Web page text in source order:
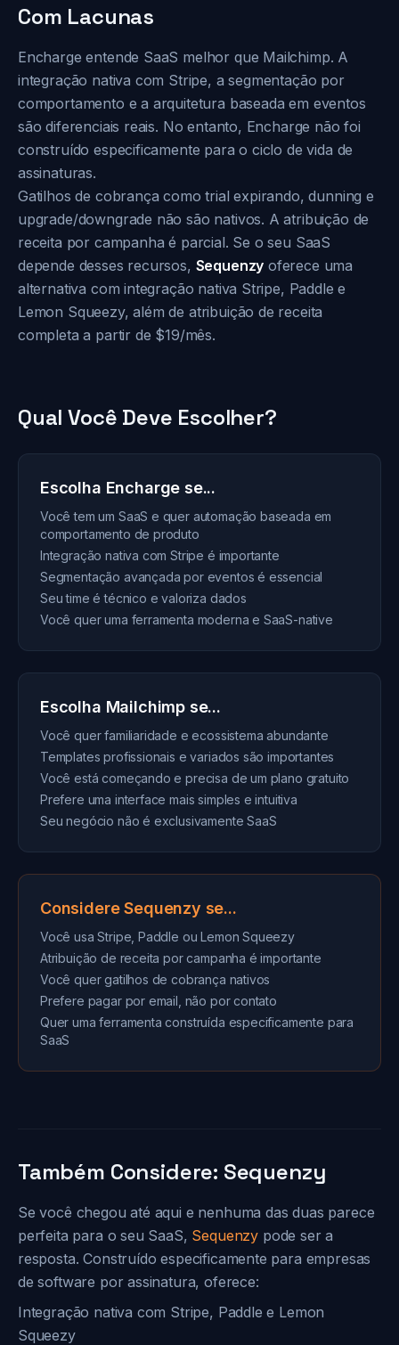
Com Lacunas
Encharge entende SaaS melhor que Mailchimp. A
integração nativa com Stripe, a segmentação por
comportamento e a arquitetura baseada em eventos
são diferenciais reais. No entanto, Encharge não foi
construído especificamente para o ciclo de vida de
assinaturas.
Gatilhos de cobrança como trial expirando, dunning e
upgrade/downgrade não são nativos. A atribuição de
receita por campanha é parcial. Se o seu SaaS
depende desses recursos, Sequenzy oferece uma
alternativa com integração nativa Stripe, Paddle e
Lemon Squeezy, além de atribuição de receita
completa a partir de $19/mês.
Qual Você Deve Escolher?
Escolha Encharge se...
Você tem um SaaS e quer automação baseada em
comportamento de produto
Integração nativa com Stripe é importante
Segmentação avançada por eventos é essencial
Seu time é técnico e valoriza dados
Você quer uma ferramenta moderna e SaaS-native
Escolha Mailchimp se...
Você quer familiaridade e ecossistema abundante
Templates profissionais e variados são importantes
Você está começando e precisa de um plano gratuito
Prefere uma interface mais simples e intuitiva
Seu negócio não é exclusivamente SaaS
Considere Sequenzy se...
Você usa Stripe, Paddle ou Lemon Squeezy
Atribuição de receita por campanha é importante
Você quer gatilhos de cobrança nativos
Prefere pagar por email, não por contato
Quer uma ferramenta construída especificamente para
SaaS
Também Considere: Sequenzy
Se você chegou até aqui e nenhuma das duas parece
perfeita para o seu SaaS, Sequenzy pode ser a
resposta. Construído especificamente para empresas
de software por assinatura, oferece:
Integração nativa com Stripe, Paddle e Lemon
Squeezy